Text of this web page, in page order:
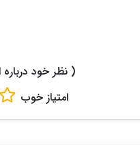
( نظر خود
امتیاز خوب